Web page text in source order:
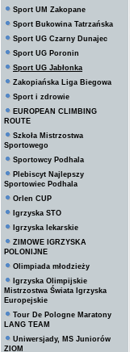
Sport UM Zakopane
Sport Bukowina Tatrzańska
Sport UG Czarny Dunajec
Sport UG Poronin
Sport UG Jabłonka
Zakopiańska Liga Biegowa
Sport i zdrowie
EUROPEAN CLIMBING
ROUTE
Szkoła Mistrzostwa
Sportowego
Sportowcy Podhala
Plebiscyt Najlepszy
Sportowiec Podhala
Orlen CUP
Igrzyska STO
Igrzyska lekarskie
ZIMOWE IGRZYSKA
POLONIJNE
Olimpiada młodzieży
Igrzyska Olimpijskie
Mistrzostwa Świata Igrzyska
Europejskie
Tour De Pologne Maratony
LANG TEAM
Uniwersjady, MS Juniorów
ZIOM